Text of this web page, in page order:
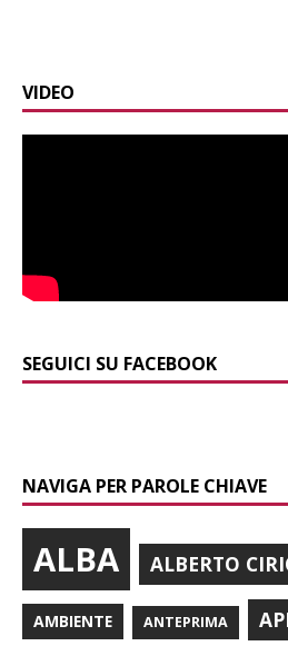
VIDEO
SEGUICI SU FACEBOOK
NAVIGA PER PAROLE CHIAVE
ALBA ALBERTO
AMBIENTE ANTEPRIMA